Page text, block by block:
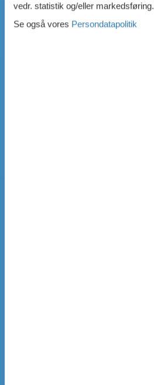
vedr. statistik og/eller markedsføring.
Se også vores Persondatapolitik